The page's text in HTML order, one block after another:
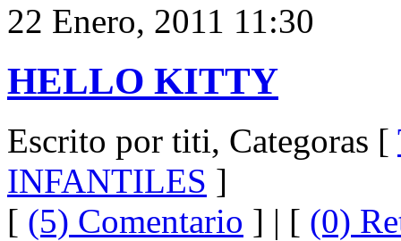
22 Enero, 2011 11:30
HELLO KITTY
Escrito por titi, Categoras [
INFANTILES ]
[ (5) Comentario ] | [ (0)